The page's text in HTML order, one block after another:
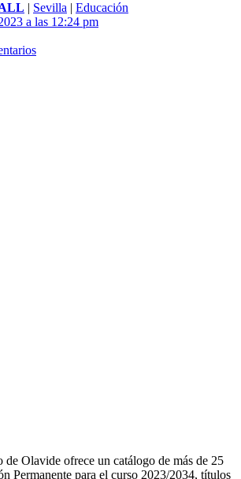
| Sevilla | Educación
a las 12:24 pm
Olavide ofrece un catálogo de más de 25
Permanente para el curso 2023/2034, títulos